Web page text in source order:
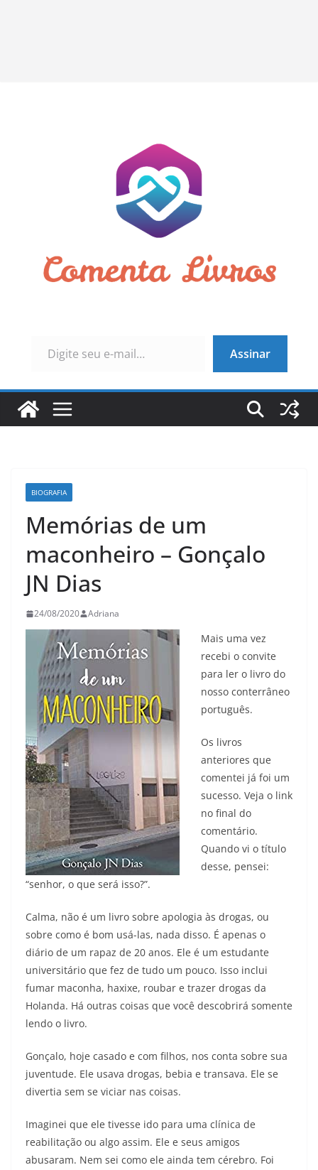
Assinar
BIOGRAFIA
Memórias de um
maconheiro – Gonçalo
JN Dias
24/08/2020 Adriana
Mais uma vez
recebi o convite
para ler o livro do
nosso conterrâneo
português.
Os livros
anteriores que
comentei já foi um
sucesso. Veja o link
no final do
comentário.
Quando vi o título
desse, pensei:
“senhor, o que será isso?”.
Calma, não é um livro sobre apologia às drogas, ou
sobre como é bom usá-las, nada disso. É apenas o
diário de um rapaz de 20 anos. Ele é um estudante
universitário que fez de tudo um pouco. Isso inclui
fumar maconha, haxixe, roubar e trazer drogas da
Holanda. Há outras coisas que você descobrirá somente
lendo o livro.
Gonçalo, hoje casado e com filhos, nos conta sobre sua
juventude. Ele usava drogas, bebia e transava. Ele se
divertia sem se viciar nas coisas.
Imaginei que ele tivesse ido para uma clínica de
reabilitação ou algo assim. Ele e seus amigos
abusaram. Nem sei como ele ainda tem cérebro. Foi